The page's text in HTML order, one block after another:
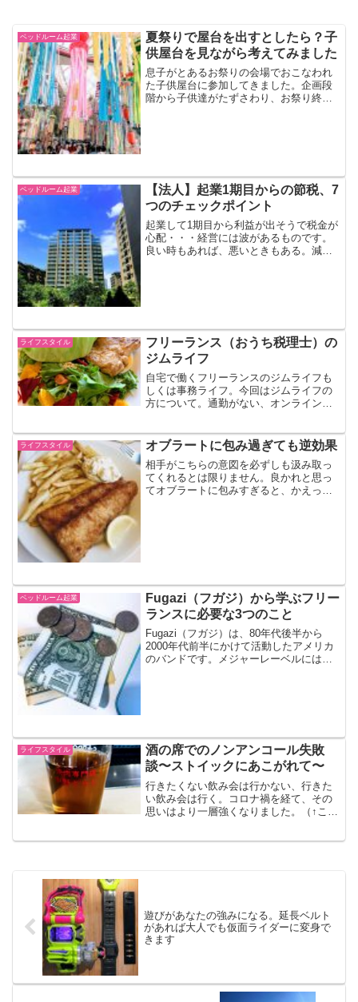
ベッドルーム起業
夏祭りで屋台を出すとしたら？子
供屋台を見ながら考えてみました
息子がとあるお祭りの会場でおこなわれ
た子供屋台に参加してきました。企画段
階から子供達がたずさわり、お祭り終了
ベッドルーム起業
【法人】起業1期目からの節税、7
つのチェックポイント
起業して1期目から利益が出そうで税金が
心配・・・経営には波があるものです。
良い時もあれば、悪いときもある。減ら
ライフスタイル
フリーランス（おうち税理士）の
ジムライフ
自宅で働くフリーランスのジムライフも
しくは事務ライフ。今回はジムライフの
方について。通勤がない、オンラインが
なかなかはじめられない運動。強制的に
運動を！というわけで、ジ...
ライフスタイル オブラートに包み過ぎても逆効果
相手がこちらの意図を必ずしも汲み取っ
てくれるとは限りません。良かれと思っ
てオブラートに包みすぎると、かえって
ベッドルーム起業
Fugazi（フガジ）から学ぶフリー
ランスに必要な3つのこと
Fugazi（フガジ）は、80年代後半から
2000年代前半にかけて活動したアメリカ
のバンドです。メジャーレーベルには属
士としてフリーランスとなった今、かつ
てDVDで観た彼らのドキュメンタリーの
ことを思い出すことがたまにあります。
ライフスタイル
酒の席でのノンアンコール失敗
談〜ストイックにあこがれて〜
行きたくない飲み会は行かない、行きた
い飲み会は行く。コロナ禍を経て、その
思いはより一層強くなりました。（↑これ
遊びがあなたの強みになる。延長ベルト
があれば大人でも仮面ライダーに変身で
きます